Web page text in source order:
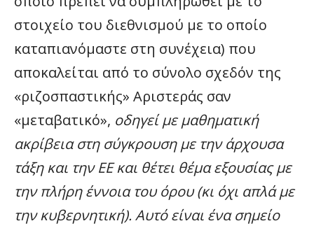
στοιχείο του διεθνισμού με το οποίο
καταπιανόμαστε στη συνέχεια) που
αποκαλείται από το σύνολο σχεδόν της
«ριζοσπαστικής» Αριστεράς σαν
«μεταβατικό», οδηγεί με μαθηματική
ακρίβεια στη σύγκρουση με την άρχουσα
τάξη και την ΕΕ και θέτει θέμα εξουσίας με
την πλήρη έννοια του όρου (κι όχι απλά με
την κυβερνητική). Αυτό είναι ένα σημείο